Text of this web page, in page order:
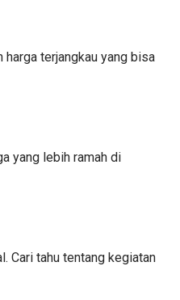
terjangkau yang bisa
yang lebih ramah di
Cari tahu tentang kegiatan